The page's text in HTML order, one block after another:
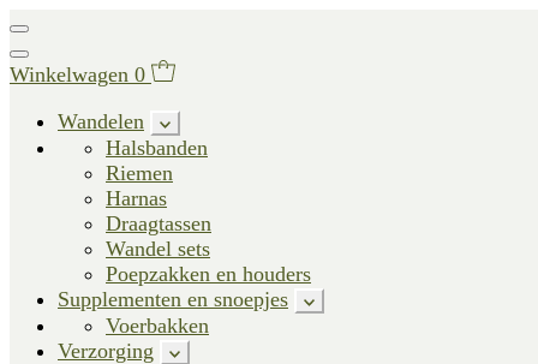
Winkelwagen 0
Wandelen
Halsbanden
Riemen
Harnas
Draagtassen
Wandel sets
Poepzakken en houders
Supplementen en snoepjes
Voerbakken
Verzorging